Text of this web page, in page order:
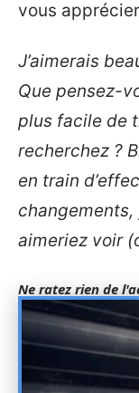
vous
J’aimerais
Que pensez-
plus facile de
recherchez ?
en train
aimeriez voir
Ne ratez rien de